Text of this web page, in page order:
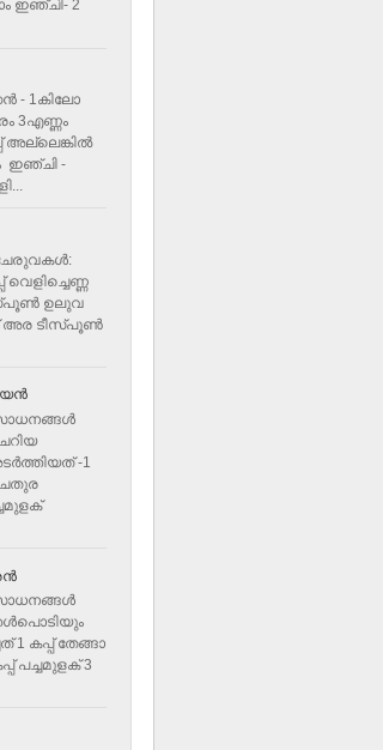
ഇഞ്ചി- 2
- 1കിലോ
3എണ്ണം
അല്ലെങ്കില്‍
ഇഞ്ചി -
സ്പൂണ്‍ ഉലുവ
അര ടീസ്പൂണ്‍
-1
1 കപ്പ് തേങ്ങാ
പച്ചമുളക് 3